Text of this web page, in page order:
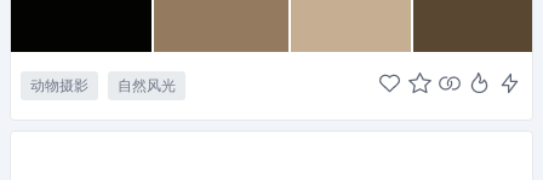
动物摄影 自然风光